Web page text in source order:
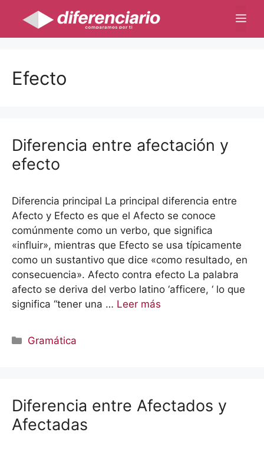
contenido
Efecto
Diferencia entre afectación y
efecto
Diferencia principal La principal diferencia entre
Afecto y Efecto es que el Afecto se conoce
comúnmente como un verbo, que significa
«influir», mientras que Efecto se usa típicamente
como un sustantivo que dice «como resultado, en
consecuencia». Afecto contra efecto La palabra
afecto se deriva del verbo latino ‘afficere, ‘ lo que
significa “tener una … Leer más
Categorías
Gramática
Diferencia entre Afectados y
Afectadas